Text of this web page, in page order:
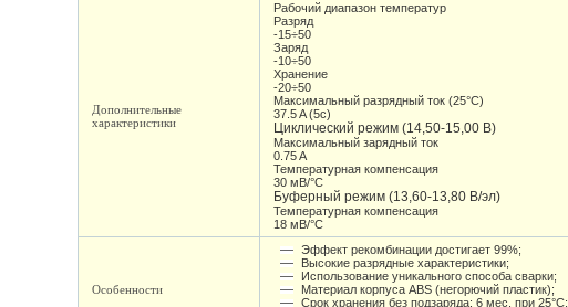
Дополнительные
характеристики
Рабочий диапазон температур
Разряд
-15÷50
Заряд
-10÷50
Хранение
-20÷50
Максимальный разрядный ток (25°С)
37.5 A (5c)
Циклический режим (14,50-15,00 В)
Максимальный зарядный ток
0.75 A
Температурная компенсация
30 мВ/°С
Буферный режим (13,60-13,80 В/эл)
Температурная компенсация
18 мВ/°С
Особенности
Эффект рекомбинации достигает 99%;
Высокие разрядные характеристики;
Использование уникального способа сварки;
Материал корпуса ABS (негорючий пластик);
Срок хранения без подзаряда: 6 мес. при 25°C;